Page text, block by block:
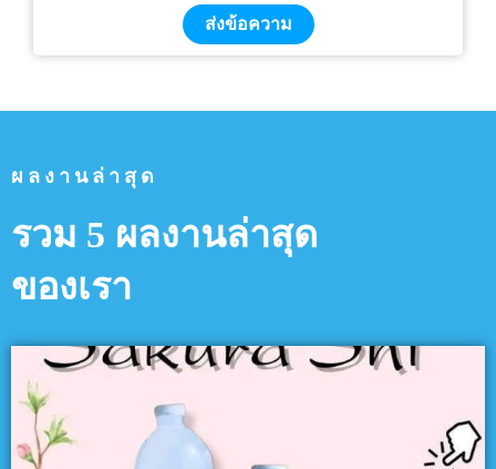
ส่งข้อความ
ผลงานล่าสุด
รวม 5 ผลงานล่าสุด
ของเรา